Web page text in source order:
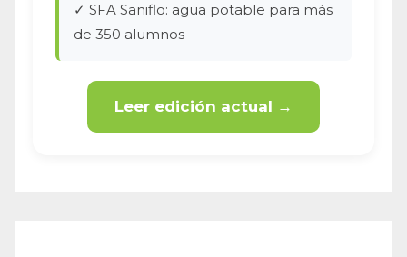
✓ SFA Saniflo: agua potable para más
de 350 alumnos
Leer edición actual →